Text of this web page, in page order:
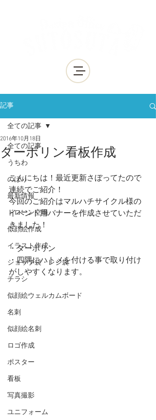
記事
全ての記事
うちわ
のぼり
最新情報
ドローン空撮
似顔絵作成
イラスト作成
ショップ袋・レジ袋
チラシ
似顔絵ウェルカムボード
名刺
似顔絵名刺
ロゴ作成
ポスター
看板
写真撮影
ユニフォーム
全ての記事
ターポリン看板作成
2016年10月18日
こんにちは！最近更新さぼってたので
連続でご紹介！
今回のご紹介はマルハチサイクル様の
イベント用バナーを作成させていただ
きました！
・ターポリン
・四隅にハトメを付ける事で取り付け
がしやすくなります。